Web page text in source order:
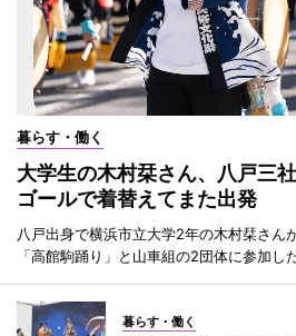
暮らす・働く
大学生の木村栞さん、八戸三
ゴールで着替えてまた出発
八戸出身で横浜市立大学2年の木村栞さん
「高館駒踊り」と山車組の2団体に参加した
暮らす・働く